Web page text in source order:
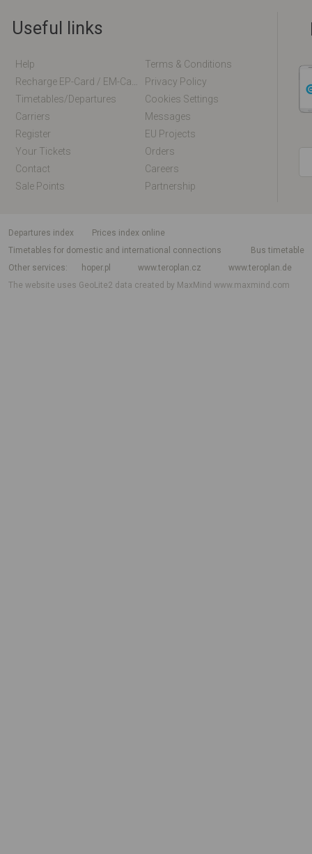
Useful links
Help
Terms & Conditions
Privacy Policy
Timetables/departures
Cookies Settings
Carriers
Messages
Register
EU Projects
Your Tickets
Orders
Contact
Careers
Sale Points
Partnership
departures index
Prices index online
Timetables for domestic and international connections
Bus timetable
Other services
hoper.pl www.teroplan.cz
www.teroplan.de
The website uses GeoLite2 data created by MaxMindwww.maxmind.com